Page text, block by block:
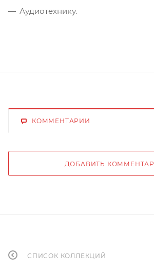
Аудиотехнику.
КОММЕНТАРИИ
ДОБАВИТЬ
СПИСОК КОЛЛЕКЦИЙ